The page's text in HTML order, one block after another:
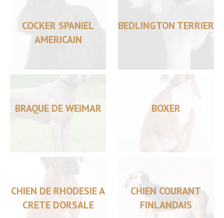
COCKER SPANIEL
AMERICAIN
BEDLINGTON TERRIER
BRAQUE DE WEIMAR BOXER
CHIEN DE RHODESIE A
CRETE DORSALE
CHIEN COURANT
FINLANDAIS